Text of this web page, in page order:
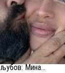
Мина...